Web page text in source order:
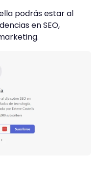
podrás estar al
en SEO,